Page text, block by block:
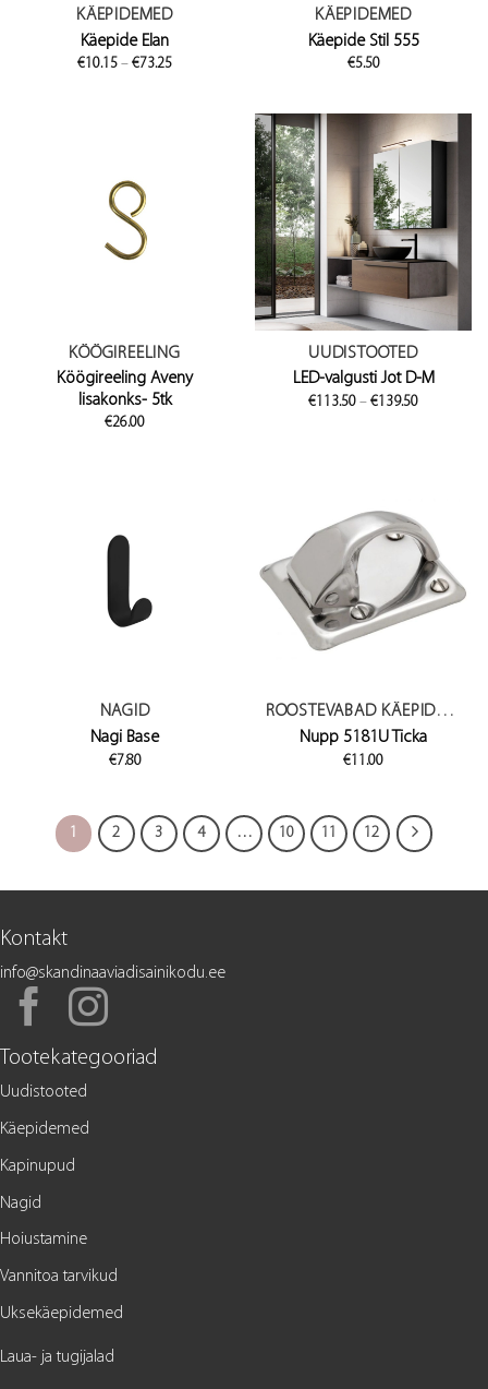
KÄEPIDEMED
Käepide Elan
€ 10.15 – €73.25Price
KÄEPIDEMED
Käepide Stil 555
€5.50
KÖÖGIREELING
Köögireeling Aveny
lisakonks- 5tk
€26.00
UUDISTOOTED
LED-valgusti Jot D-M
€113.50 – €139.50Price
NAGID
Nagi Base
€7.80
ROOSTEVABAD KÄEPIDEMED
Nupp 5181U Ticka
€11.00
1 2 3 4 … 10 11 12
Kontakt
info@skandinaaviadisainikodu.ee
Tootekategooriad
Uudistooted
Käepidemed
Kapinupud
Nagid
Hoiustamine
Vannitoa tarvikud
Uksekäepidemed
Laua- ja tugijalad